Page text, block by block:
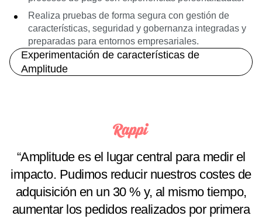
Realiza pruebas de forma segura con gestión de
características, seguridad y gobernanza integradas y
preparadas para entornos empresariales.
Experimentación de características de
Amplitude
“Amplitude es el lugar central para medir el
impacto. Pudimos reducir nuestros costes de
adquisición en un 30 % y, al mismo tiempo,
aumentar los pedidos realizados por primera